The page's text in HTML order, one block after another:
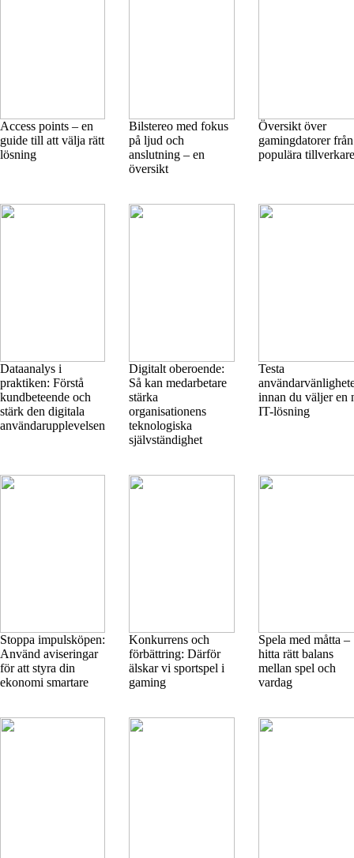
Access points – en
guide till att välja rätt
lösning
Bilstereo med fokus
på ljud och
anslutning – en
översikt
Översikt över
gamingdatorer från
populära tillverkare
Dataanalys i
praktiken: Förstå
kundbeteende och
stärk den digitala
användarupplevelsen
Digitalt oberoende:
Så kan medarbetare
stärka
organisationens
teknologiska
självständighet
Testa
innan du väljer en
IT-lösning
Stoppa impulsköpen:
Använd aviseringar
för att styra din
ekonomi smartare
Konkurrens och
förbättring: Därför
älskar vi sportspel i
gaming
Spela med måtta –
hitta rätt balans
mellan spel och
vardag